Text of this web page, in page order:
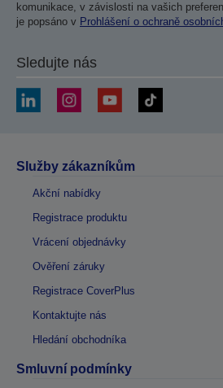
komunikace, v závislosti na vašich
je popsáno v Prohlášení o ochraně
Sledujte nás
Služby zákazníkům
Akční nabídky
Registrace produktu
Vrácení objednávky
Ověření záruky
Registrace CoverPlus
Kontaktujte nás
Hledání obchodníka
Smluvní podmínky